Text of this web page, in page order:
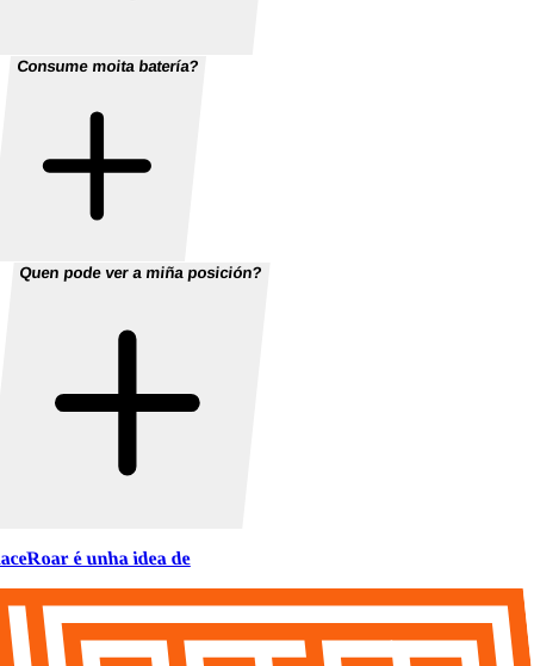
Consume moita batería?
Quen pode ver a miña posición?
é unha idea de